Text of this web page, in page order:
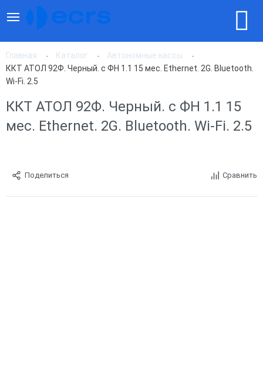
Главная Каталог
Автономные кассы
ККТ АТОЛ 92Ф. Черный. c ФН 1.1 15 мес. Ethernet. 2G. Bluetooth.
Wi-Fi. 2.5
ККТ АТОЛ 92Ф. Черный. c ФН 1.1 15
мес. Ethernet. 2G. Bluetooth. Wi-Fi. 2.5
Поделиться Сравнить